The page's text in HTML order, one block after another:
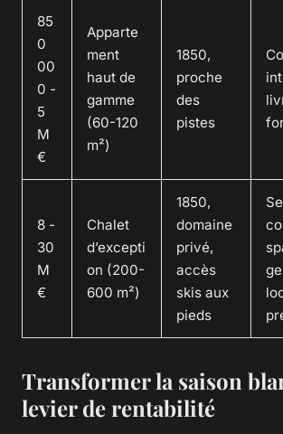
85
0
00
0 -
5
M
€
Apparte
ment
haut de
gamme
(60-120
m²)
1850,
proche
des
pistes
8 -
30
M
€
Chalet
d’excepti
on (200-
600 m²)
1850,
domaine
privé,
accès
skis aux
pieds
Transformer la saison
levier de rentabilité